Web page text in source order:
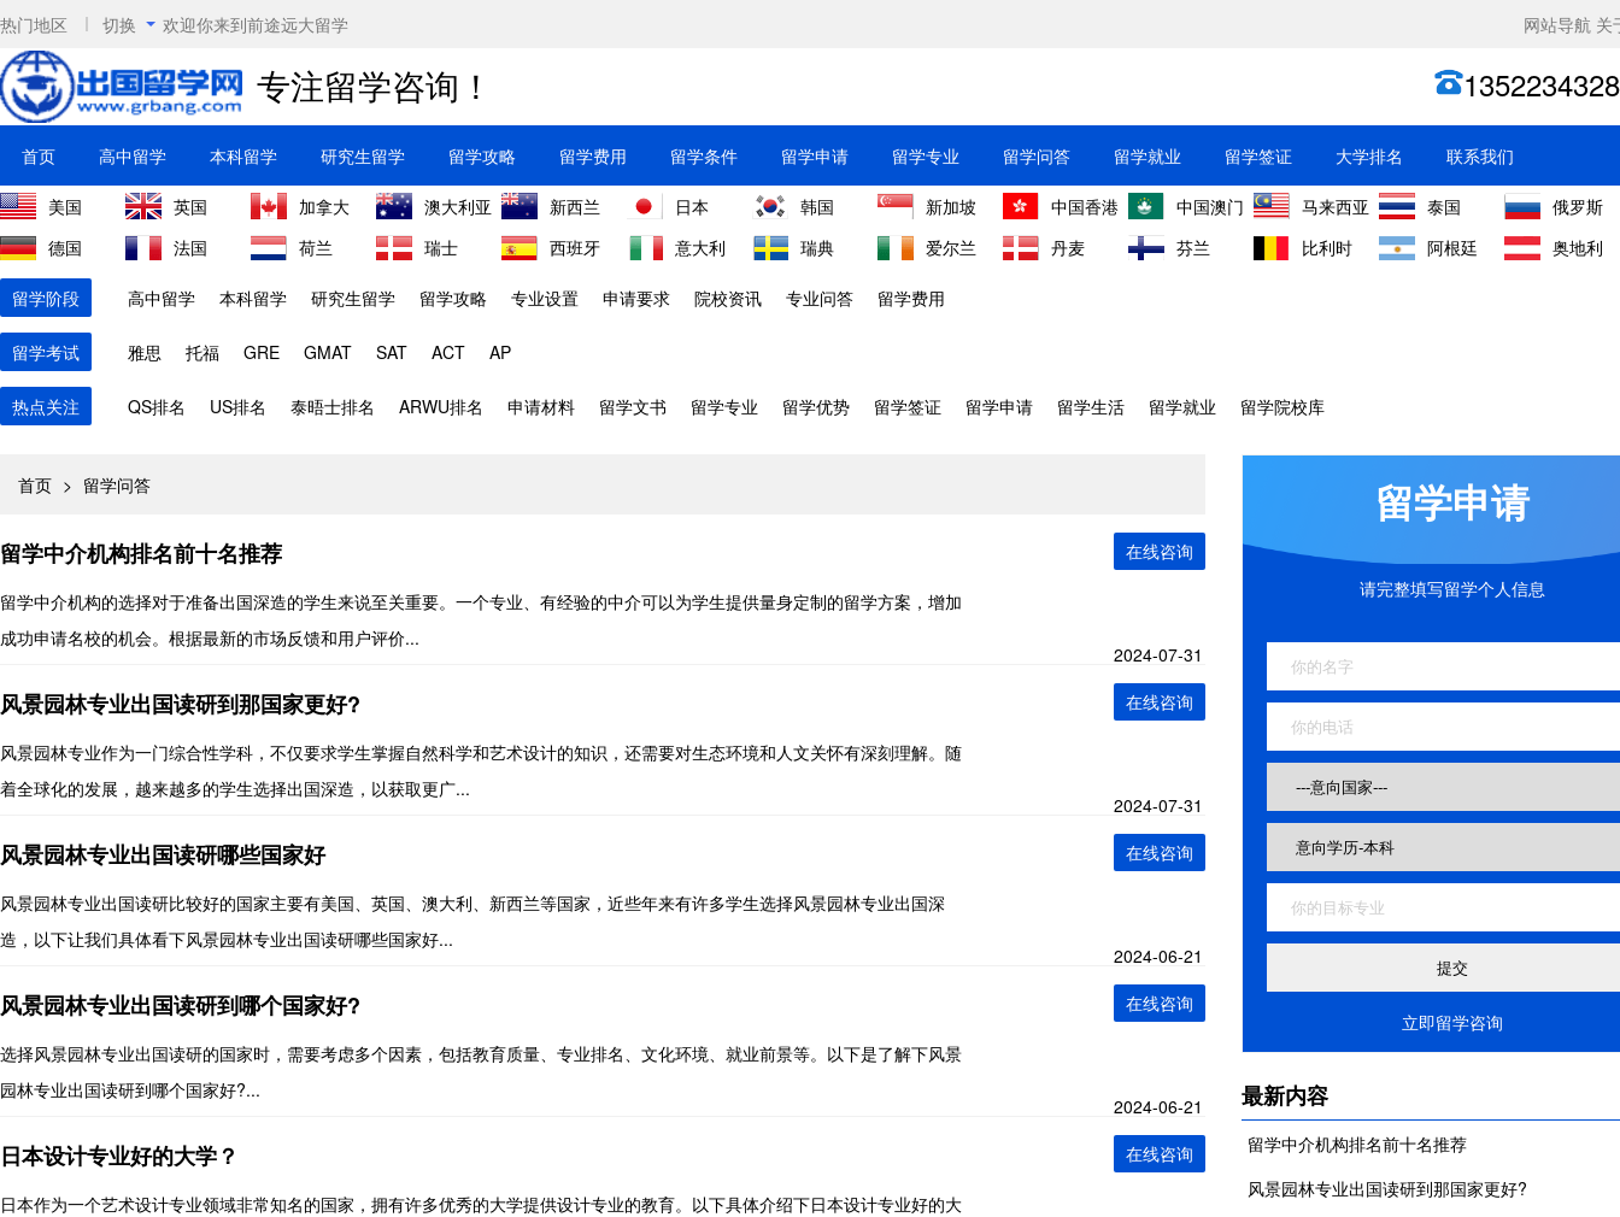
热门地区 切换 欢迎你来到前途远大留学 网站导航 关
专注留学咨询！
首页 高中留学 本科留学 研究生留学 留学攻略 留学费用 留学条件 留学申请 留学专业 留学问答 留学就业 留学签证 大学排名 联系我们
美国 英国 加拿大 澳大利亚 新西兰 日本 韩国 新加坡 中国香港 中国澳门 马来西亚 泰国
俄罗斯
德国
法国 荷兰 瑞士 西班牙 意大利 瑞典 爱尔兰 丹麦 芬兰 比利时 阿根廷 奥地利
留学阶段 高中留学 本科留学 研究生留学 留学攻略 专业设置 申请要求 院校资讯 专业问答 留学费用
留学考试 雅思 托福 GRE GMAT SAT ACT AP
热点关注 QS排名 US排名 泰晤士排名 ARWU排名 申请材料 留学文书 留学专业 留学优势 留学签证 留学申请 留学生活 留学就业 留学院校库
首页 > 留学问答
留学中介机构排名前十名推荐
留学中介机构的选择对于准备出国深造的学生来说至关重要。一个专业、有经验的中介可以为学生提供量身定制的留学方案，增加
成功申请名校的机会。根据最新的市场反馈和用户评价...
在线咨询
2024-07-31
风景园林专业出国读研到那国家更好?
风景园林专业作为一门综合性学科，不仅要求学生掌握自然科学和艺术设计的知识，还需要对生态环境和人文关怀有深刻理解。随
着全球化的发展，越来越多的学生选择出国深造，以获取更广...
在线咨询
2024-07-31
风景园林专业出国读研哪些国家好
风景园林专业出国读研比较好的国家主要有美国、英国、澳大利、新西兰等国家，近些年来有许多学生选择风景园林专业出国深
造，以下让我们具体看下风景园林专业出国读研哪些国家好...
在线咨询
2024-06-21
风景园林专业出国读研到哪个国家好?
选择风景园林专业出国读研的国家时，需要考虑多个因素，包括教育质量、专业排名、文化环境、就业前景等。以下是了解下风景
园林专业出国读研到哪个国家好?...
在线咨询
2024-06-21
日本设计专业好的大学？
日本作为一个艺术设计专业领域非常知名的国家，拥有许多优秀的大学提供设计专业的教育。以下具体介绍下日本设计专业好的大
在线咨询
留学申请
请完整填写留学个人信息
立即留学咨询
最新内容
留学中介机构排名前十名推荐
风景园林专业出国读研到那国家更好?